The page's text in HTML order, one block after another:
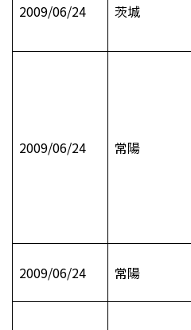
2009/06/24 茨城
2009/06/24 常陽
2009/06/24 常陽